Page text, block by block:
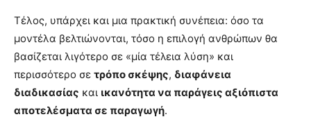
Τέλος, υπάρχει και μια πρακτική συνέπεια: όσο τα
μοντέλα βελτιώνονται, τόσο η επιλογή ανθρώπων θα
βασίζεται λιγότερο σε «μία τέλεια λύση» και
περισσότερο σε τρόπο σκέψης, διαφάνεια
διαδικασίας και ικανότητα να παράγεις αξιόπιστα
αποτελέσματα σε παραγωγή.